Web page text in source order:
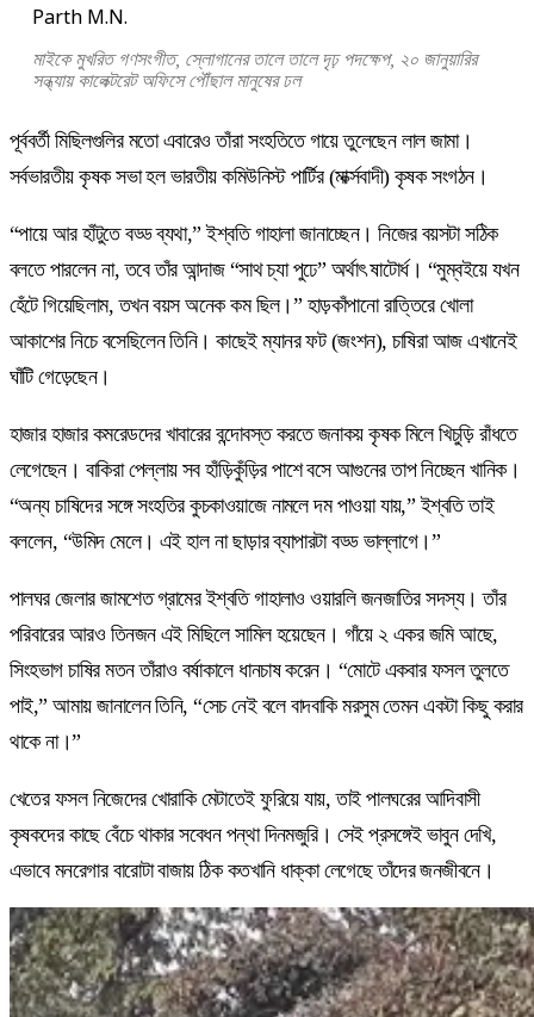
Parth M.N.
মাইকে মুখরিত গণসংগীত, স্লোগানের তালে তালে দৃঢ় পদক্ষেপ, ২০ জানুয়ারির
সন্ধ্যায় কালেক্টরেট অফিসে পৌঁছাল মানুষের ঢল
পূর্ববর্তী মিছিলগুলির মতো এবারেও তাঁরা সংহতিতে গায়ে তুলেছেন লাল জামা।
সর্বভারতীয় কৃষক সভা হল ভারতীয় কমিউনিস্ট পার্টির (মার্ক্সবাদী) কৃষক সংগঠন।
“পায়ে আর হাঁটুতে বড্ড ব্যথা,” ইশ্বতি গাহালা জানাচ্ছেন। নিজের বয়সটা সঠিক
বলতে পারলেন না, তবে তাঁর আন্দাজ “সাথ চ্যা পুঢে” অর্থাৎ ষাটোর্ধ। “মুম্বইয়ে যখন
হেঁটে গিয়েছিলাম, তখন বয়স অনেক কম ছিল।” হাড়কাঁপানো রাত্তিরে খোলা
আকাশের নিচে বসেছিলেন তিনি। কাছেই ম্যানর ফট (জংশন), চাষিরা আজ এখানেই
ঘাঁটি গেড়েছেন।
হাজার হাজার কমরেডদের খাবারের বন্দোবস্ত করতে জনাকয় কৃষক মিলে খিচুড়ি রাঁধতে
লেগেছেন। বাকিরা পেল্লায় সব হাঁড়িকুঁড়ির পাশে বসে আগুনের তাপ নিচ্ছেন খানিক।
“অন্য চাষিদের সঙ্গে সংহতির কুচকাওয়াজে নামলে দম পাওয়া যায়,” ইশ্বতি তাই
বললেন, “উমিদ মেলে। এই হাল না ছাড়ার ব্যাপারটা বড্ড ভাল্লাগে।”
পালঘর জেলার জামশেত গ্রামের ইশ্বতি গাহালাও ওয়ারলি জনজাতির সদস্য। তাঁর
পরিবারের আরও তিনজন এই মিছিলে সামিল হয়েছেন। গাঁয়ে ২ একর জমি আছে,
সিংহভাগ চাষির মতন তাঁরাও বর্ষাকালে ধানচাষ করেন। “মোটে একবার ফসল তুলতে
পাই,” আমায় জানালেন তিনি, “সেচ নেই বলে বাদবাকি মরসুম তেমন একটা কিছু করার
থাকে না।”
খেতের ফসল নিজেদের খোরাকি মেটাতেই ফুরিয়ে যায়, তাই পালঘরের আদিবাসী
কৃষকদের কাছে বেঁচে থাকার সবেধন পন্থা দিনমজুরি। সেই প্রসঙ্গেই ভাবুন দেখি,
এভাবে মনরেগার বারোটা বাজায় ঠিক কতখানি ধাক্কা লেগেছে তাঁদের জনজীবনে।